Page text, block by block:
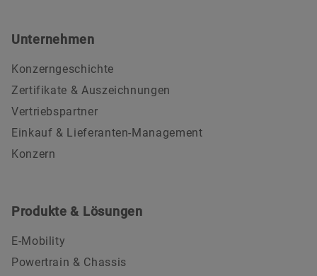
Unternehmen
Konzerngeschichte
Zertifikate & Auszeichnungen
Vertriebspartner
Einkauf & Lieferanten-Management
Konzern
Produkte & Lösungen
E-Mobility
Powertrain & Chassis